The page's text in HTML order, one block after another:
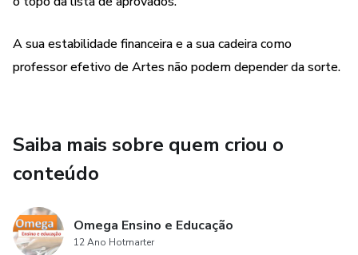
de 1922, Movimento Armorial, Tropicália, Arte
Contemporânea e as Vanguardas).
movimento na Dança, os elementos formais da Música e a
expressividade no Teatro.
📖 O Ensino de Arte na BNCC: Um módulo tático sobre
como a Arte deve ser trabalhada na escola hoje. Domine
os campos de atuação, as competências específicas e o
A sua estabilidade financeira e a sua cadeira como
professor efetivo de Artes não podem depender da sorte.
Saiba mais sobre quem criou o
conteúdo
Omega Ensino e Educação
12 Ano Hotmarter